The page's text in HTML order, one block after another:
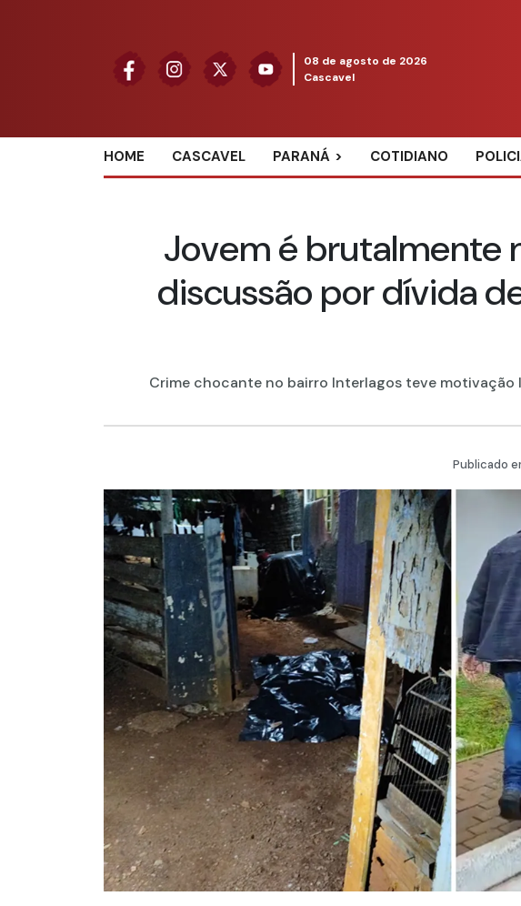
08 de agosto de 2026
Cascavel
HOME CASCAVEL PARANÁ COTIDIANO
Jovem é brutalmente
discussão por dívida
Crime chocante no bairro Interlagos teve motivação
Publicado